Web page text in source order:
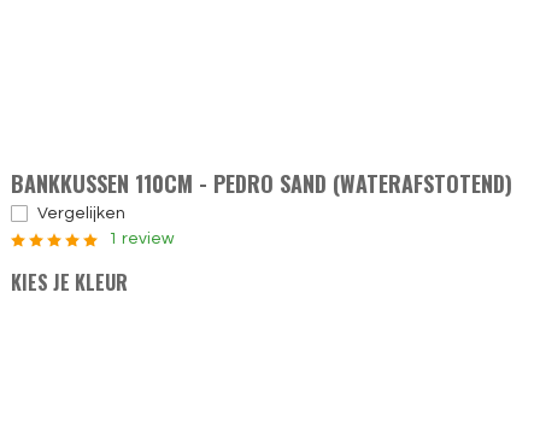
BANKKUSSEN 110CM - PEDRO SAND (WATERAFSTOTEND)
Vergelijken
1 review
KIES JE KLEUR